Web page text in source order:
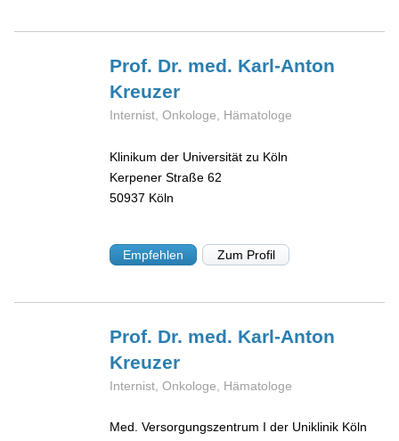
Prof. Dr. med. Karl-Anton
Kreuzer
Internist, Onkologe, Hämatologe
Klinikum der Universität zu Köln
Kerpener Straße 62
50937 Köln
Empfehlen Zum Profil
Prof. Dr. med. Karl-Anton
Kreuzer
Internist, Onkologe, Hämatologe
Med. Versorgungszentrum I der Uniklinik Köln